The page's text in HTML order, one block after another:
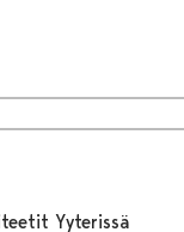
Yyterissä